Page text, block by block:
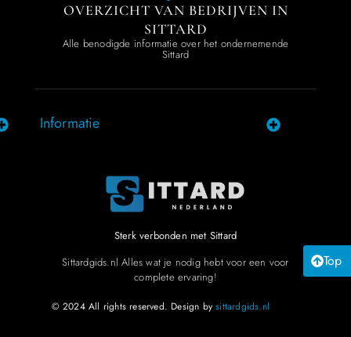
Top
OVERZICHT VAN BEDRIJVEN IN
SITTARD
Alle benodigde informatie over het ondernemende
Sittard
Informatie
Sterk verbonden met Sittard
Sittardgids.nl Alles wat je nodig hebt voor een voor
complete ervaring!
© 2024 All rights reserved. Design bysittardgids.nl